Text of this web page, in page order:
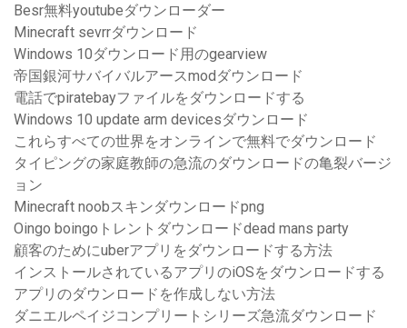
Besr無料youtubeダウンローダー
Minecraft sevrrダウンロード
Windows 10ダウンロード用のgearview
帝国銀河サバイバルアースmodダウンロード
電話でpiratebayファイルをダウンロードする
Windows 10 update arm devicesダウンロード
これらすべての世界をオンラインで無料でダウンロード
タイピングの家庭教師の急流のダウンロードの亀裂バージ
ョン
Minecraft noobスキンダウンロードpng
Oingo boingoトレントダウンロードdead mans party
顧客のためにuberアプリをダウンロードする方法
インストールされているアプリのiOSをダウンロードする
アプリのダウンロードを作成しない方法
ダニエルペイジコンプリートシリーズ急流ダウンロード